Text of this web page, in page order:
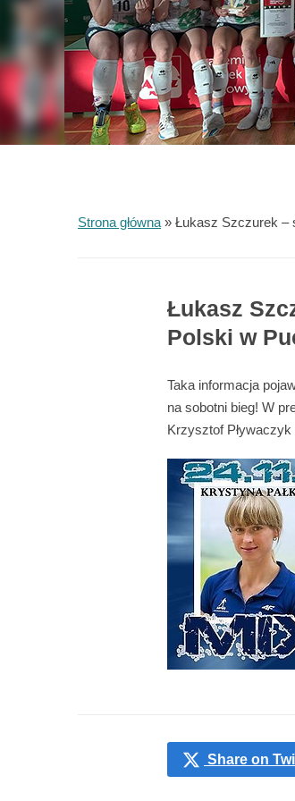
Strona główna » Łukasz Szczurek –
Łukasz
Polski w
Taka informacja
na sobotni bieg! W
Krzysztof
Share on